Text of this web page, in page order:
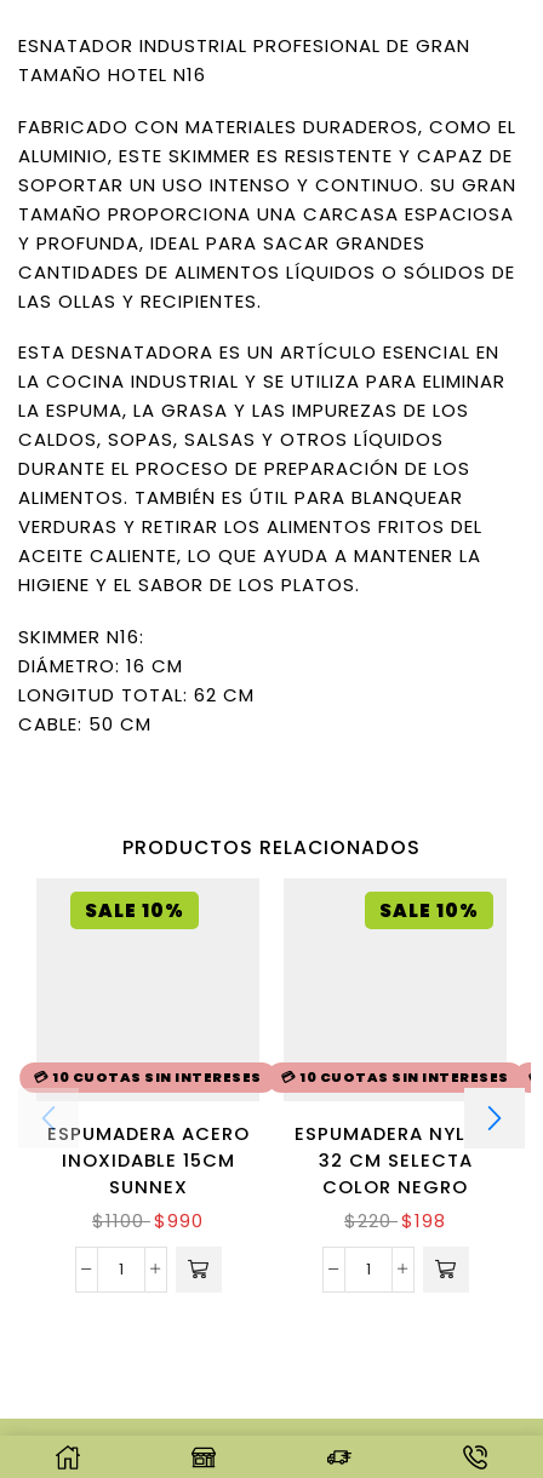
ESNATADOR INDUSTRIAL PROFESIONAL DE GRAN
TAMAÑO HOTEL N16
FABRICADO CON MATERIALES DURADEROS, COMO EL
ALUMINIO, ESTE SKIMMER ES RESISTENTE Y CAPAZ DE
SOPORTAR UN USO INTENSO Y CONTINUO. SU GRAN
TAMAÑO PROPORCIONA UNA CARCASA ESPACIOSA
Y PROFUNDA, IDEAL PARA SACAR GRANDES
CANTIDADES DE ALIMENTOS LÍQUIDOS O SÓLIDOS DE
LAS OLLAS Y RECIPIENTES.
ESTA DESNATADORA ES UN ARTÍCULO ESENCIAL EN
LA COCINA INDUSTRIAL Y SE UTILIZA PARA ELIMINAR
LA ESPUMA, LA GRASA Y LAS IMPUREZAS DE LOS
CALDOS, SOPAS, SALSAS Y OTROS LÍQUIDOS
DURANTE EL PROCESO DE PREPARACIÓN DE LOS
ALIMENTOS. TAMBIÉN ES ÚTIL PARA BLANQUEAR
VERDURAS Y RETIRAR LOS ALIMENTOS FRITOS DEL
ACEITE CALIENTE, LO QUE AYUDA A MANTENER LA
HIGIENE Y EL SABOR DE LOS PLATOS.
SKIMMER N16:
DIÁMETRO: 16 CM
LONGITUD TOTAL: 62 CM
CABLE: 50 CM
PRODUCTOS RELACIONADOS
SALE 10%
💳 10 CUOTAS SIN INTERESES
ESPUMADERA ACERO
INOXIDABLE 15CM
SUNNEX
$1100 $990
SALE 10%
💳 10 CUOTAS SIN INTERESES
ESPUMADERA NYLON
32 CM SELECTA
COLOR NEGRO
$220 $198
© CREATED BY
- POWER ELITE